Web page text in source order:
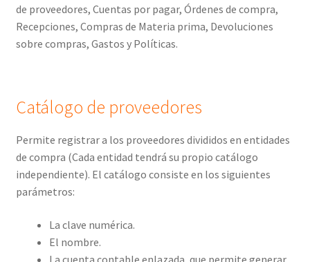
de proveedores, Cuentas por pagar, Órdenes de compra,
Recepciones, Compras de Materia prima, Devoluciones
sobre compras, Gastos y Políticas.
Catálogo de proveedores
Permite registrar a los proveedores divididos en entidades
de compra (Cada entidad tendrá su propio catálogo
independiente). El catálogo consiste en los siguientes
parámetros:
La clave numérica.
El nombre.